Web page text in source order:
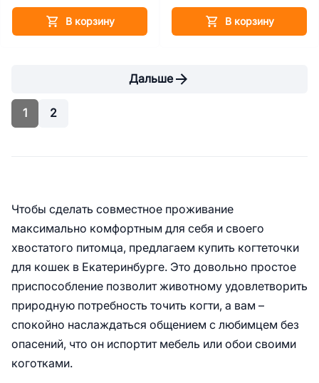
В корзину В корзину
Дальше
1 2
Чтобы сделать совместное проживание
максимально комфортным для себя и своего
хвостатого питомца, предлагаем купить когтеточки
для кошек в Екатеринбурге. Это довольно простое
приспособление позволит животному удовлетворить
природную потребность точить когти, а вам –
спокойно наслаждаться общением с любимцем без
опасений, что он испортит мебель или обои своими
коготками.